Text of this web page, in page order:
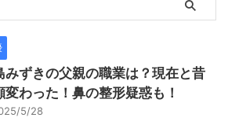
みずきの父親の職業は？現在と昔
変わった！鼻の整形疑惑も！
5/28